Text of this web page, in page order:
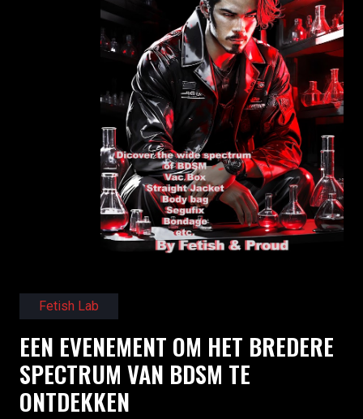
Fetish Lab
EEN EVENEMENT OM HET BREDERE
SPECTRUM VAN BDSM TE
ONTDEKKEN